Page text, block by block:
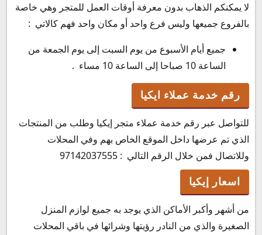
لا يمكنكم الذهاب بدون معرفة أوقات العمل للمتجر وهي خاصة
بالفروع جميعها وليس فرع واحد أو مكان واحد فهم كالاتي :
جميع أيام الأسبوع من يوم السبت إلى يوم الجمعة من
الساعة 10 صباحا إلى الساعة 10 مساء .
رقم خدمة عملاء ايكيا
للتواصل عبر رقم خدمة عملاء متجر إيكيا وطلب من المنتجات
الذي تم عرضها داخل الموقع الخاص بهم وفي المحلات
وللاتصال فمن خلال الرقم التالي : 97142037555
اسعار إيكيا
من أشهر وأكبر الأماكن الذي يوجد به جميع لوازم المنزل
الصغيرة والذي من النادر رؤيتها وشرائها في باقي المحلات